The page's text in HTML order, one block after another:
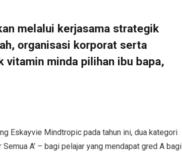
melalui kerjasama strategik
organisasi korporat serta
vitamin minda pilihan ibu bapa,
Eskayvie Mindtropic pada tahun ini, dua kategori
A’ – bagi pelajar yang mendapat gred A bagi